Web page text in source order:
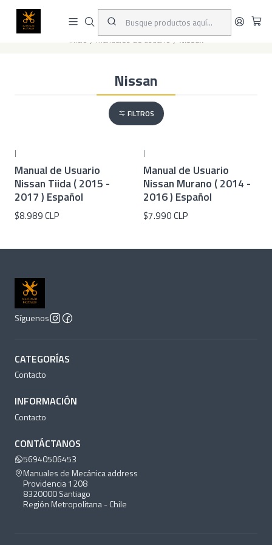
Este es el texto del slide
Inicio Manuales de usuario Nissan
Nissan
FILTROS
|
Manual de Usuario
Nissan Tiida ( 2015 -
2017 ) Español
$8.989 CLP
|
Manual de Usuario
Nissan Murano ( 2014 -
2016 ) Español
$7.990 CLP
Síguenos
CATEGORÍAS
Contacto
INFORMACIÓN
Contacto
CONTÁCTANOS
56940506453
Manuales de Mecánica address
Providencia 1208
8320000 Santiago
Región Metropolitana - Chile